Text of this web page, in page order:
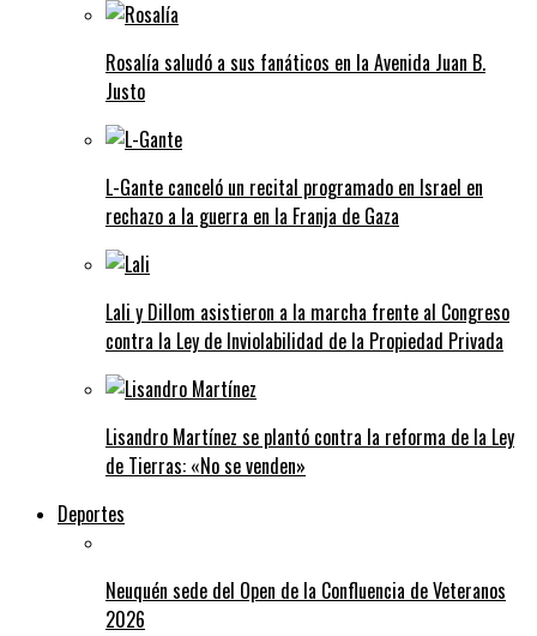
Rosalía saludó a sus fanáticos en la Avenida Juan B.
Justo
L-Gante canceló un recital programado en Israel en
rechazo a la guerra en la Franja de Gaza
Lali y Dillom asistieron a la marcha frente al Congreso
contra la Ley de Inviolabilidad de la Propiedad Privada
Lisandro Martínez se plantó contra la reforma de la Ley
de Tierras: «No se venden»
Deportes
Neuquén sede del Open de la Confluencia de Veteranos
2026